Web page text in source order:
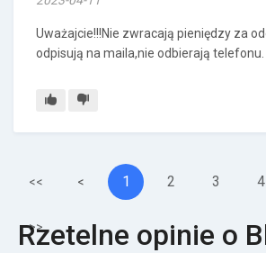
Uważajcie!!!Nie zwracają pieniędzy za
odpisują na maila,nie odbierają telefonu.
<< < 1 2 3 4
>>
Rzetelne opinie o